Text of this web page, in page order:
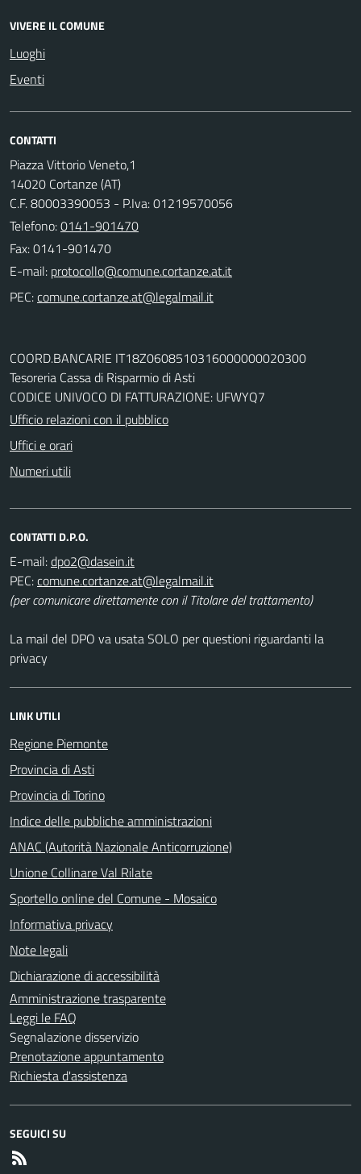
VIVERE IL COMUNE
Luoghi
Eventi
CONTATTI
Piazza Vittorio Veneto,1
14020 Cortanze (AT)
C.F. 80003390053 - P.Iva: 01219570056
Telefono:0141-901470
Fax: 0141-901470
E-mail:
PEC:
COORD.BANCARIE IT18Z0608510316000000020300
Tesoreria Cassa di Risparmio di Asti
CODICE UNIVOCO DI FATTURAZIONE: UFWYQ7
Ufficio relazioni con il pubblico
Uffici e orari
Numeri utili
CONTATTI D.P.O.
E-mail:
PEC:
(per comunicare direttamente con il Titolare del trattamento)
La mail del DPO va usata SOLO per questioni riguardanti la
privacy
LINK UTILI
Regione Piemonte
Provincia di Asti
Provincia di Torino
Indice delle pubbliche amministrazioni
ANAC (Autorità Nazionale Anticorruzione)
Unione Collinare Val Rilate
Sportello online del Comune - Mosaico
Informativa privacy
Note legali
Dichiarazione di accessibilità
Amministrazione trasparente
Leggi le FAQ
Segnalazione disservizio
Prenotazione appuntamento
Richiesta d'assistenza
SEGUICI SU